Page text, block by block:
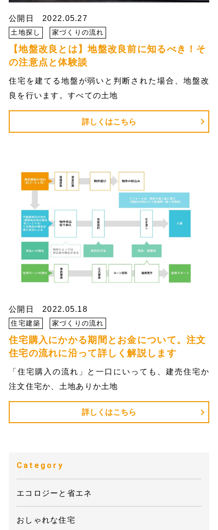
公開日 2022.05.27
土地探し 家づくりの流れ
【地盤改良とは】地盤改良前に知るべき！そ
の注意点と体験談
住宅を建てる地盤が弱いと判断された場合、地盤改
良を行います。すべての土地
詳しくはこちら
公開日 2022.05.18
住宅建築 家づくりの流れ
住宅購入にかかる期間とお金について。注文
住宅の流れに沿って詳しく解説します
「住宅購入の流れ」と一口にいっても、建売住宅か
注文住宅か、土地ありか土地
詳しくはこちら
Category
エコロジーと省エネ
おしゃれな住宅